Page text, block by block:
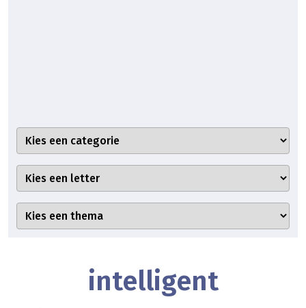
intelligent